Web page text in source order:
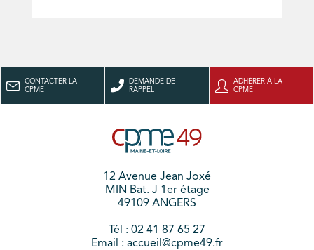
CONTACTER LA
CPME
DEMANDE DE
RAPPEL
ADHÉRER À LA
CPME
12 Avenue Jean Joxé
MIN Bat. J 1er étage
49109 ANGERS
Tél : 02 41 87 65 27
Email : accueil@cpme49.fr